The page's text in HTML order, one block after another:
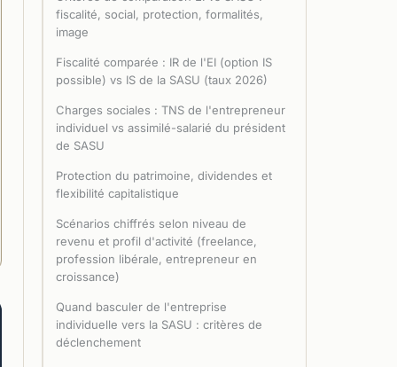
fiscalité, social, protection, formalités,
image
Fiscalité comparée : IR de l'EI (option IS
possible) vs IS de la SASU (taux 2026)
Charges sociales : TNS de l'entrepreneur
individuel vs assimilé-salarié du président
de SASU
Protection du patrimoine, dividendes et
flexibilité capitalistique
Scénarios chiffrés selon niveau de
revenu et profil d'activité (freelance,
profession libérale, entrepreneur en
croissance)
Quand basculer de l'entreprise
individuelle vers la SASU : critères de
déclenchement